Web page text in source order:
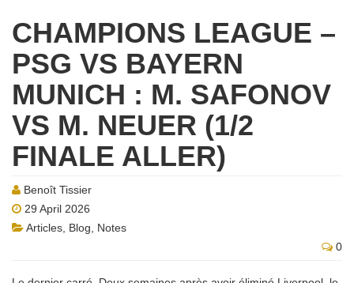
CHAMPIONS LEAGUE –
PSG VS BAYERN
MUNICH : M. SAFONOV
VS M. NEUER (1/2
FINALE ALLER)
Benoît Tissier
29 April 2026
Articles Blog
Notes
0